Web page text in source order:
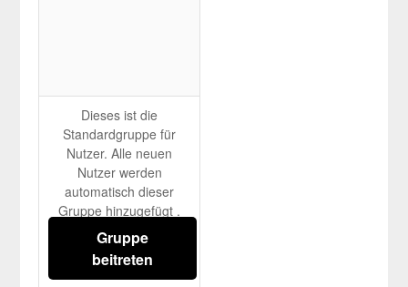
Dieses ist die
Standardgruppe für
Nutzer. Alle neuen
Nutzer werden
automatisch dieser
Gruppe hinzugefügt .
Gruppen können durch
den Administrator g...
Gruppe
beitreten